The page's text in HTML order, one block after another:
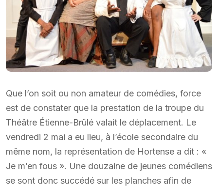
Que l’on soit ou non amateur de comédies, force
est de constater que la prestation de la troupe du
Théâtre Étienne-Brûlé valait le déplacement. Le
vendredi 2 mai a eu lieu, à l’école secondaire du
même nom, la représentation de Hortense a dit : «
Je m’en fous ». Une douzaine de jeunes comédiens
se sont donc succédé sur les planches afin de